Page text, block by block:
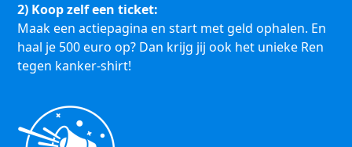
2) Koop zelf een ticket:
Maak een actiepagina en start met geld ophalen. En
haal je 500 euro op? Dan krijg jij ook het unieke Ren
tegen kanker-shirt!